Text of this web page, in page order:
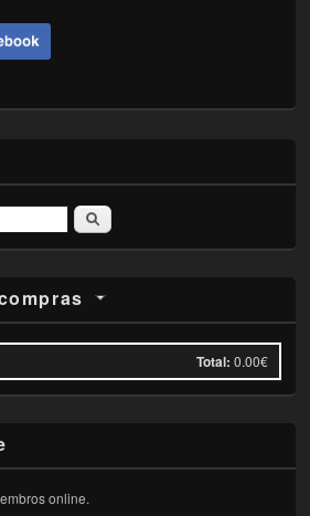
Pesquisar
Total: 0.00€
online.